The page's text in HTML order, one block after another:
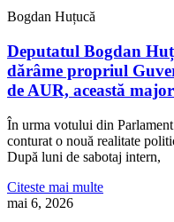
Bogdan Huțucă
Deputatul Bogdan
dărâme propriul
de AUR, această
În urma votului din
conturat o nouă realitate
După luni de sabotaj intern,
Citeste mai multe
mai 6, 2026